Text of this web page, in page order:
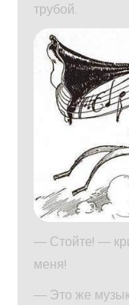
трубой.
— Стойте! —
меня!
— Это же